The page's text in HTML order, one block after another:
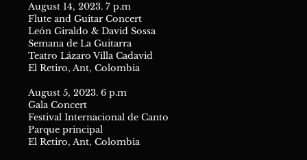
August 14, 2023. 7 p.m
Flute and Guitar Concert
León Giraldo & David Sossa
Semana de La Guitarra
Teatro Lázaro Villa Cadavid
El Retiro, Ant, Colombia
August 5, 2023. 6 p.m
Gala Concert
Festival Internacional de Canto
Parque principal
El Retiro, Ant, Colombia